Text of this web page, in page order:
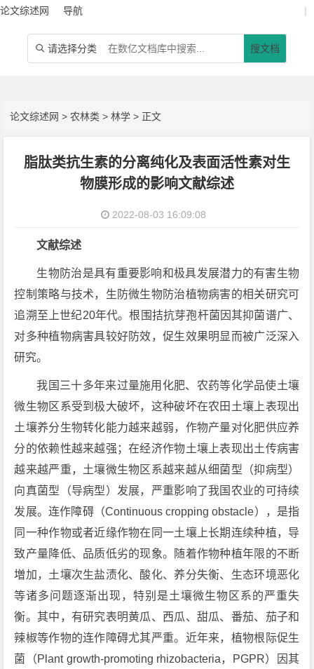
论文综述网 导航 |
 请选择分类 搜文档
论文综述网 >农林类 >林学 > 正文
脂肽类抗生素的分离纯化及表面活性素对生
物膜形成的影响文献综述
2022-08-03 16:09:08
文献综述
生物防治是具有重要影响和极具发展潜力的有害生物
控制策略与技术，生防微生物防治植物病害的相关研究可
追溯至上世纪20年代。根围拮抗芽孢杆菌因其抑菌谱广、
对多种植物病害具较好防效，促生效果明显而被广泛深入
研究。
我国三十多年来过量施用化肥、农药等化学品使土壤
微生物区系受到极大破坏，这种破坏在农田土壤上表现出
土壤养分生物转化能力越来越弱，作物产量对化肥供应养
分的依赖性越来越强；在经济作物土壤上表现出土传病害
越来越严重，土壤微生物区系越来越从细菌型（抑病型）
向真菌型（导病型）发展，严重影响了我国农业的可持续
发展。连作障碍（Continuous cropping obstacle），是指
同一种作物或者近缘作物在同一土壤上长期连续种植，导
致产量降低、品质低劣的现象。随着作物种植年限的不断
増加，土壤次生盐渍化、酸化、养分失衡、生态环境恶化
等诸多问题逐渐出现，特别是土壤微生物区系的严重失
衡。其中，有研究表明黄瓜、西瓜、甜瓜、番茄、茄子和
辣椒等作物的连作障碍尤其严重。近年来，植物根际促生
菌（Plant growth-promoting rhizobacteria，PGPR）因其